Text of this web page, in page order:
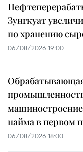
Зунгкуат
по хранению
06/08/2026 19:00
найма в первом
06/08/2026 18:00